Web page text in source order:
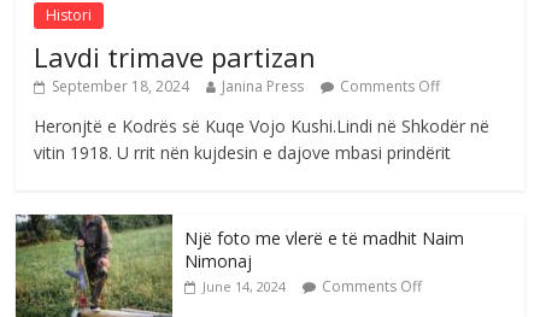
Histori
Lavdi trimave partizan
September 18, 2024 Janina Press Comments Off
Heronjtë e Kodrës së Kuqe Vojo Kushi.Lindi në Shkodër në
vitin 1918. U rrit nën kujdesin e dajove mbasi prindërit
Një foto me vlerë e të madhit Naim
Nimonaj
June 14, 2024 Comments Off